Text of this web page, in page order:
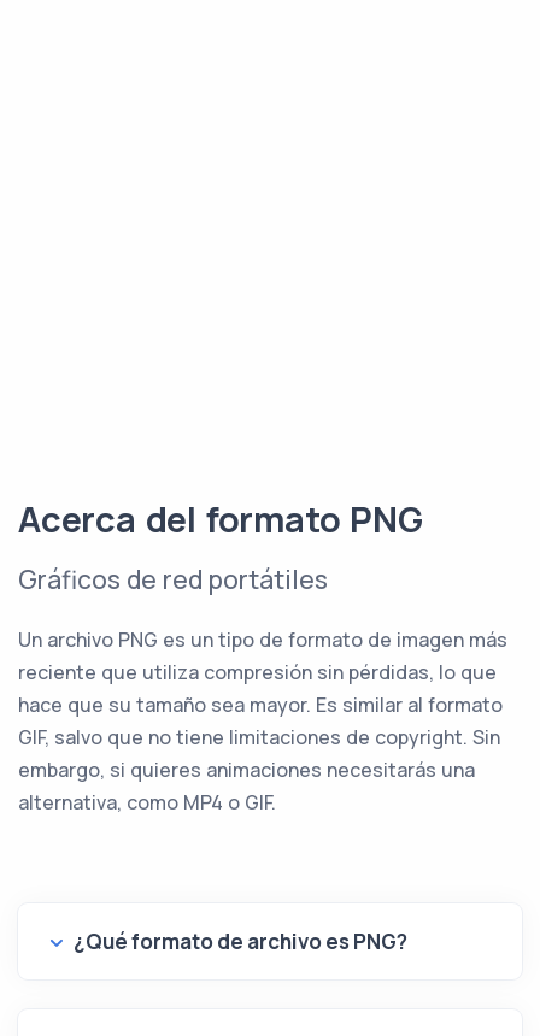
Acerca del formato PNG
Gráficos de red portátiles
Un archivo PNG es un tipo de formato de imagen más
reciente que utiliza compresión sin pérdidas, lo que
hace que su tamaño sea mayor. Es similar al formato
GIF, salvo que no tiene limitaciones de copyright. Sin
embargo, si quieres animaciones necesitarás una
alternativa, como MP4 o GIF.
¿Qué formato de archivo es PNG?